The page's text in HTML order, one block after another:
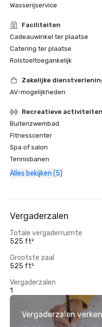
Wasserijservice
Faciliteiten
Cadeauwinkel ter plaatse
Catering ter plaatse
Rolstoeltoegankelijk
Zakelijke
AV-mogelijkheden
Recreatieve activiteiten
Buitenzwembad
Fitnesscenter
Spa of salon
Tennisbanen
Alles bekijken (5)
Vergaderzalen
Totale vergaderruimte
525 ft²
Grootste zaal
525 ft²
Vergaderzalen
1
Vergaderzalen